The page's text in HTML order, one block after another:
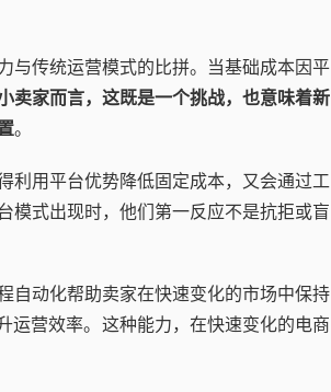
与传统运营模式的比拼。当基础成本因平
卖家而言，这既是一个挑战，也意味着新
。
利用平台优势降低固定成本，又会通过工
模式出现时，他们第一反应不是抗拒或盲
自动化帮助卖家在快速变化的市场中保持
运营效率。这种能力，在快速变化的电商